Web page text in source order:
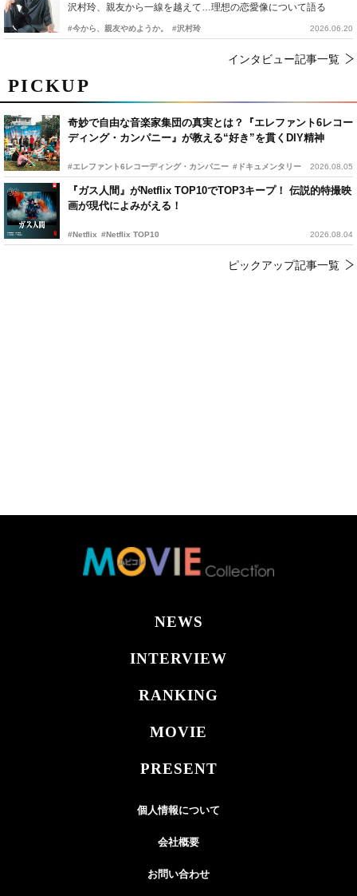
PICKUP
奇妙で自由な音楽家集団の真実とは？『エレファント6レコー
ディング・カンパニー』が教える“好き”を貫くDIY精神
#エレファント6レコーディング・カンパニー #ドキュメンタリー 2026.08.05
『ガス人間』がNetflix TOP10でTOP3キープ！ 伝説的特撮映
画が現代によみがえる！
#Netflix #Netflix TOP10 2026.08.04
ピックアップ記事一覧
沢村玲、親友から一線を越えて…理想の恋愛像について語る
#今から、親友やめようか。 #沢村玲 2026.06.20
インタビュー記事一覧
NEWS
INTERVIEW
RANKING
MOVIE
PRESENT
個人情報について
会社概要
お問い合わせ